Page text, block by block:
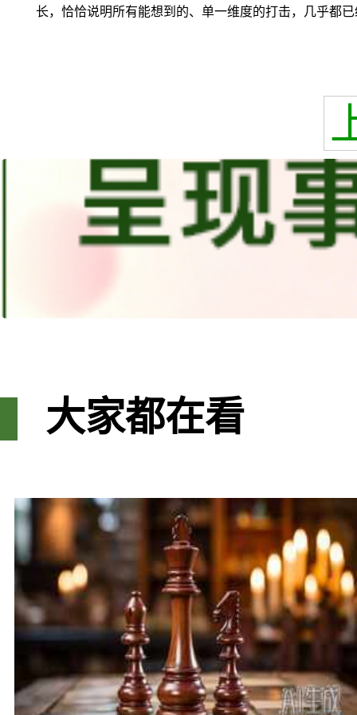
长，恰恰说明所有能想到的、单一维度的打击，几乎都
大家都在看